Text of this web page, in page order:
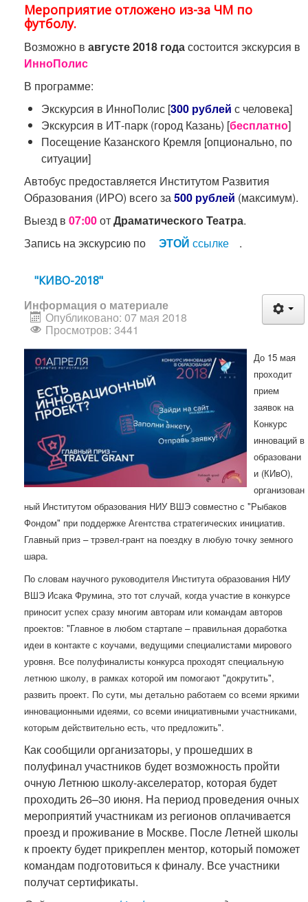
Мероприятие отложено из-за ЧМ по
футболу.
Возможно в августе 2018 годасостоится экскурсия в
ИнноПолис
В программе:
Экскурсия в ИнноПолис [300 рублей с человека]
Экскурсия в ИТ-парк (город Казань) [бесплатно]
Посещение Казанского Кремля [опционально, по
ситуации]
Автобус предоставляется Институтом Развития
Образования (ИРО) всего за 500 рублей (максимум).
Выезд в 07:00отДраматического Театра.
Запись на экскурсию по
ЭТОЙ ссылке .
"КИВО-2018"
Информация о материале
Опубликовано: 07 мая 2018
Просмотров: 3441
До 15 мая
проходит
прием
заявок на
Конкурс
инноваций в
образовани
и (КИвО),
организован
ный Институтом образования НИУ ВШЭ совместно с "Рыбаков
Фондом" при поддержке Агентства стратегических инициатив.
Главный приз – трэвел-грант на поездку в любую точку земного
шара.
По словам научного руководителя Института образования НИУ
ВШЭ Исака Фрумина, это тот случай, когда участие в конкурсе
приносит успех сразу многим авторам или командам авторов
проектов: "Главное в любом стартапе – правильная доработка
идеи в контакте с коучами, ведущими специалистами мирового
уровня. Все полуфиналисты конкурса проходят специальную
летнюю школу, в рамках которой им помогают "докрутить",
развить проект. По сути, мы детально работаем со всеми яркими
инновационными идеями, со всеми инициативными участниками,
которым действительно есть, что предложить".
Как сообщили организаторы, у прошедших в
полуфинал участников будет возможность пройти
очную Летнюю школу-акселератор, которая будет
проходить 26–30 июня. На период проведения очных
мероприятий участникам из регионов оплачивается
проезд и проживание в Москве. После Летней школы
к проекту будет прикреплен ментор, который поможет
командам подготовиться к финалу. Все участники
получат сертификаты.